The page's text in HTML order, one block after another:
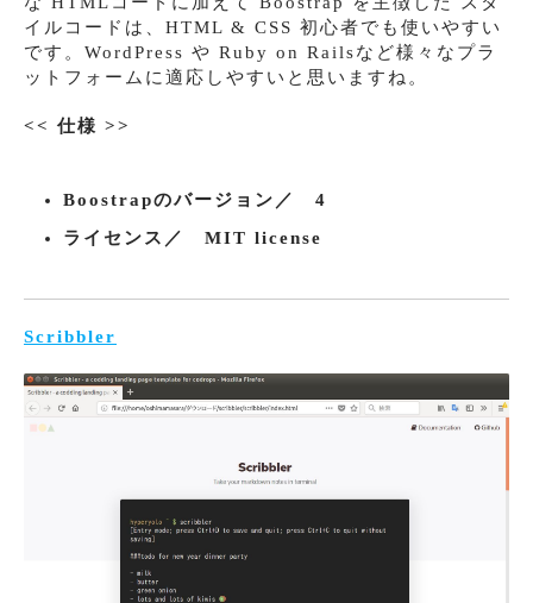
イルコードは、HTML & CSS 初心者でも使いやすい
です。WordPress や Ruby on Railsなど様々なプラ
ットフォームに適応しやすいと思いますね。
<< 仕様 >>
Boostrapのバージョン／ 4
ライセンス／ MIT license
Scribbler